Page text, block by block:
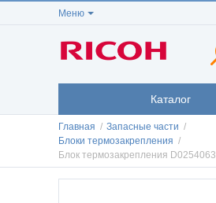
Меню
Каталог
Главная / Запасные части /
Блоки термозакрепления /
Блок термозакрепления D0254063